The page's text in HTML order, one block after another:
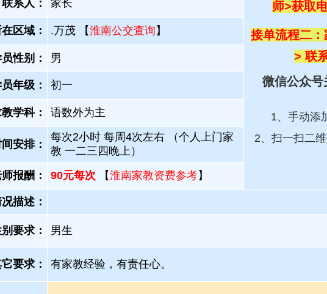
师>获取
接单流程二
> 联
微信公众号
1、手动添
2、扫一扫二
联系人： 家长
区域： .万茂 【淮南公交查询 】
性别： 男
年级： 初一
学科： 语数外为主
安排：
每次2小时 每周4次左右 （个人上门家
教 一二三四晚上）
报酬：
90元每次 【淮南家教资费参考】
描述：
要求： 男生
要求： 有家教经验，有责任心。